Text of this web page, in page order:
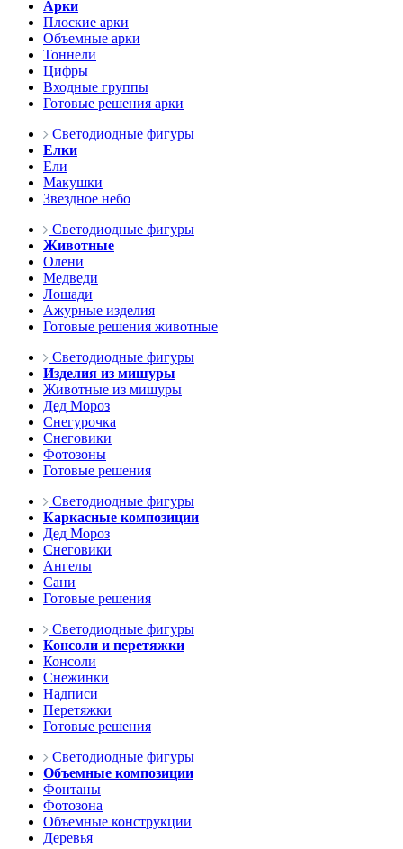
Арки
Плоские арки
Объемные арки
Тоннели
Цифры
Входные группы
Готовые решения арки
Светодиодные фигуры
Елки
Ели
Макушки
Звездное небо
Светодиодные фигуры
Животные
Олени
Медведи
Лошади
Ажурные изделия
Готовые решения животные
Светодиодные фигуры
Изделия из мишуры
Животные из мишуры
Дед Мороз
Снегурочка
Снеговики
Фотозоны
Готовые решения
Светодиодные фигуры
Каркасные композиции
Дед Мороз
Снеговики
Ангелы
Сани
Готовые решения
Светодиодные фигуры
Консоли и перетяжки
Консоли
Снежинки
Надписи
Перетяжки
Готовые решения
Светодиодные фигуры
Объемные композиции
Фонтаны
Фотозона
Объемные конструкции
Деревья